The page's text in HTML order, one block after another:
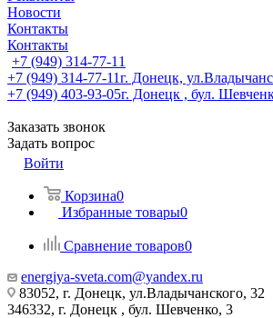
Новости
Контакты
Контакты
+7 (949) 314-77-11
+7 (949) 314-77-11г. Донецк,
+7 (949) 403-93-05г. Донецк , бул.
Заказать звонок
Задать вопрос
Войти
Корзина0
Избранные товары0
Сравнение товаров0
energiya-sveta.com@yandex.ru
83052, г. Донецк, ул.Владычанского, 32
346332, г. Донецк , бул. Шевченко, 3